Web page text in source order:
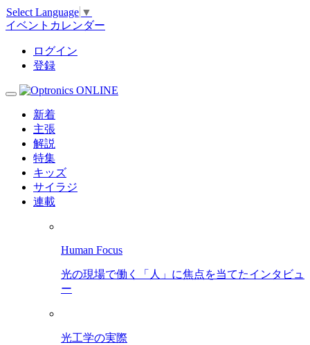
Select Language ▼
イベントカレンダー
ログイン
登録
新着
主張
解説
特集
キッズ
サイラジ
連載
Human Focus
光の現場で働く「人」に焦点を当てたインタビュ
ー
光工学の実際